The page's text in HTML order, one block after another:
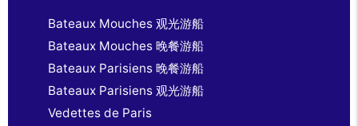
Bateaux Mouches 观光游船
Bateaux Mouches 晚餐游船
Bateaux Parisiens 晚餐游船
Bateaux Parisiens 观光游船
Vedettes de Paris